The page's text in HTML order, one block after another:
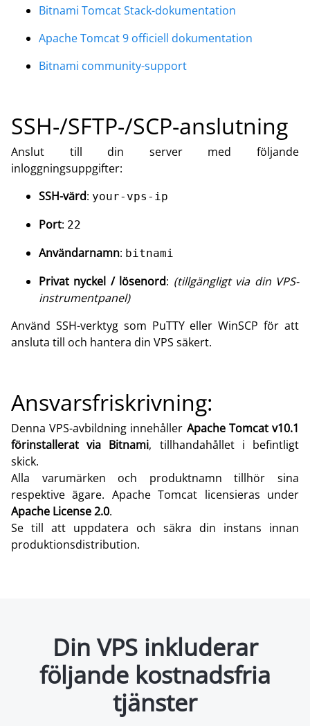
Bitnami Tomcat Stack-dokumentation
Apache Tomcat 9 officiell dokumentation
Bitnami community-support
SSH-/SFTP-/SCP-anslutning
Anslut till din server med följande
inloggningsuppgifter:
SSH-värd: your-vps-ip
Port: 22
Användarnamn: bitnami
Privat nyckel / lösenord: (tillgängligt via din VPS-
instrumentpanel)
Använd SSH-verktyg som PuTTY eller WinSCP för att
ansluta till och hantera din VPS säkert.
Ansvarsfriskrivning:
Denna VPS-avbildning innehåller Apache Tomcat v10.1
förinstallerat via Bitnami, tillhandahållet i befintligt
skick.
Alla varumärken och produktnamn tillhör sina
respektive ägare. Apache Tomcat licensieras under
Apache License 2.0.
Se till att uppdatera och säkra din instans innan
produktionsdistribution.
Din VPS inkluderar
följande kostnadsfria
tjänster